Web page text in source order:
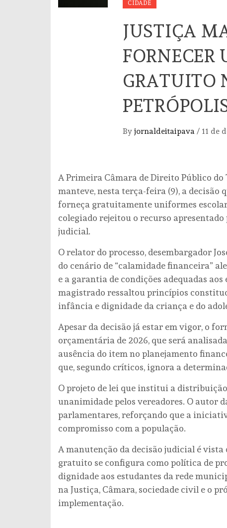
CIDADE
JUSTIÇA
FORNECER
GRATUITO
By jornaldeitaipava / 11 de
A Primeira Câmara de Direito Público do
manteve, nesta terça-feira (9), a decisão
forneça gratuitamente uniformes
colegiado rejeitou o recurso
judicial.
O relator do processo, desembargador
do cenário de “calamidade financeira”
e a garantia de condições adequadas
magistrado ressaltou princípios
infância e dignidade da criança e do
Apesar da decisão já estar em vigor, o
orçamentária de 2026, que será
ausência do item no planejamento
que, segundo críticos, ignora a
O projeto de lei que institui a
unanimidade pelos vereadores. O autor
parlamentares, reforçando que a
compromisso com a população.
A manutenção da decisão judicial é
gratuito se configura como política de
dignidade aos estudantes da rede
na Justiça, Câmara, sociedade civil e o
implementação.